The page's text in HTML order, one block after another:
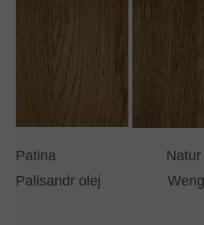
Patina
Palisandr olej